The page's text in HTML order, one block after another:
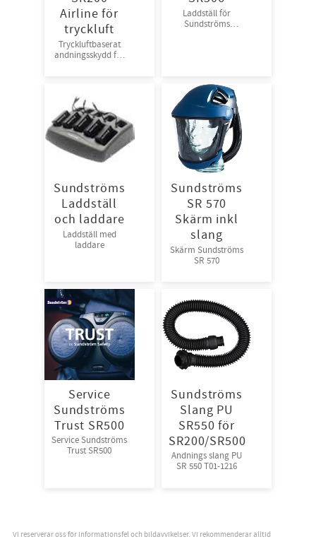
Airline för
tryckluft
Tryckluftbaserat
andningsskydd för
Laddställ för
Sundströms
Sundströms
Laddställ
och laddare
Laddställ med
laddare
Sundströms
SR 570
Skärm inkl
slang
Skärm Sundströms
SR 570
Service
Sundströms
Trust SR500
Service Sundströms
Trust SR500
Sundströms
Slang PU
SR550 för
SR200/SR500
Andnings slang PU
SR 550 T01-1216
Vi reserverar oss för informationsfel och bildavvikelser. Vi rekommenderar alltid